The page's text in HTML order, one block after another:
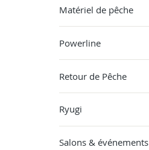
Matériel de pêche
Powerline
Retour de Pêche
Ryugi
Salons & événements